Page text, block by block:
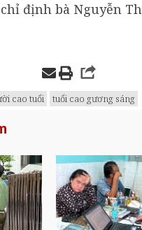
định bà Nguyễn
cao tuổi tuổi cao gương sáng